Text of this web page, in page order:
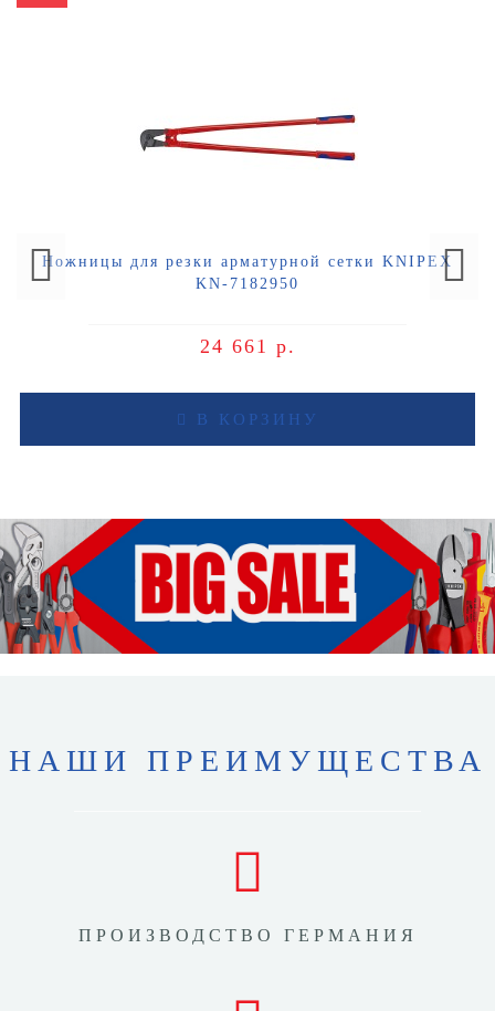
Ножницы для резки арматурной сетки KNIPEX
KN-7182950
24 661 р.
В КОРЗИНУ
НАШИ ПРЕИМУЩЕСТВА
ПРОИЗВОДСТВО ГЕРМАНИЯ